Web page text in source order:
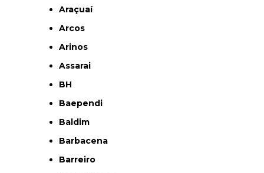
Araçuaí
Arcos
Arinos
Assarai
BH
Baependi
Baldim
Barbacena
Barreiro